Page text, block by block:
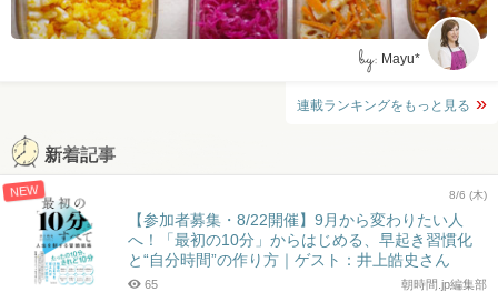
by: Mayu*
連載ランキングをもっと見る
新着記事
NEW 8/6 (木)
【参加者募集・8/22開催】9月から変わりたい人
へ！「最初の10分」からはじめる、早起き習慣化
と“自分時間”の作り方｜ゲスト：井上皓史さん
朝時間.jp編集部
65